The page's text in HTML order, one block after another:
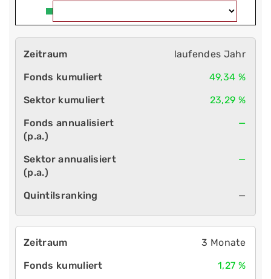
laufendes Jahr
49,34 %
23,29 %
—
—
—
3 Monate
1,27 %